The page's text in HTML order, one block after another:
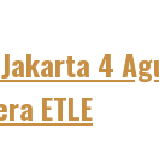
4
ETLE